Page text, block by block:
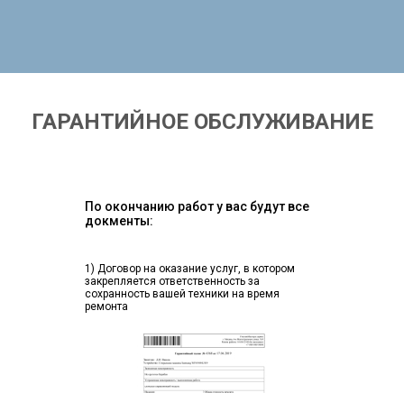
ГАРАНТИЙНОЕ ОБСЛУЖИВАНИЕ
По окончанию работ у вас будут все
докменты:
1) Договор на оказание услуг, в котором
закрепляется ответственность за
сохранность вашей техники на время
ремонта